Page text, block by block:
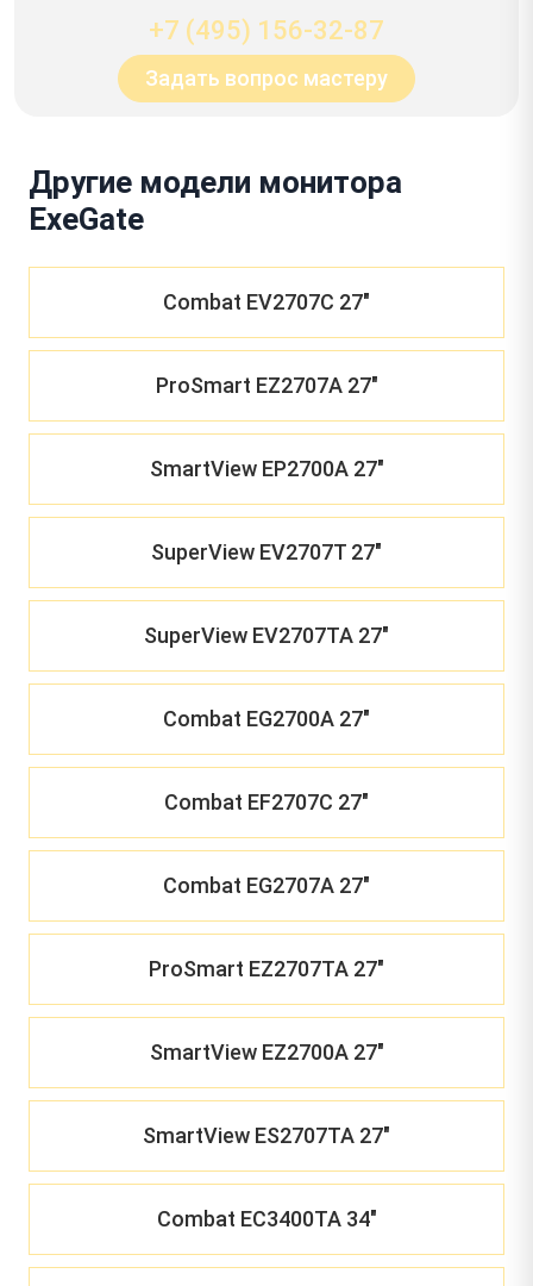
+7 (495) 156-32-87
Задать вопрос мастеру
Другие модели монитора
ExeGate
Combat EV2707C 27"
ProSmart EZ2707A 27"
SmartView EP2700A 27"
SuperView EV2707T 27"
SuperView EV2707TA 27"
Combat EG2700A 27"
Combat EF2707C 27"
Combat EG2707A 27"
ProSmart EZ2707TA 27"
SmartView EZ2700A 27"
SmartView ES2707TA 27"
Combat EC3400TA 34"